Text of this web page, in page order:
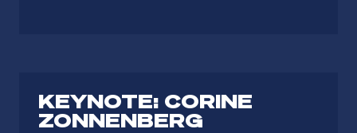
KEYNOTE: CORINE
ZONNENBERG